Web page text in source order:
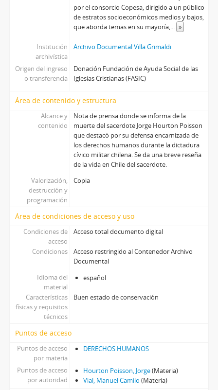
por el consorcio Copesa, dirigido a un público
de estratos socioeconómicos medios y bajos,
que aborda temas en su mayoría,... »
Institución
archivística
Archivo Documental Villa Grimaldi
Origen del ingreso
o transferencia
Donación Fundación de Ayuda Social de las
Iglesias Cristianas (FASIC)
Área de contenido y estructura
Alcance y
contenido
Nota de prensa donde se informa de la
muerte del sacerdote Jorge Hourton Poisson
que destacó por su defensa encarnizada de
los derechos humanos durante la dictadura
cívico militar chilena. Se da una breve reseña
de la vida en Chile del sacerdote.
Valorización,
destrucción y
programación
Copia
Área de condiciones de acceso y uso
Condiciones de
acceso
Acceso total documento digital
Condiciones
Acceso restringido al Contenedor Archivo
Documental
Idioma del
material
español
Características
físicas y requisitos
técnicos
Buen estado de conservación
Puntos de acceso
Puntos de acceso
por materia
DERECHOS HUMANOS
Puntos de acceso
por autoridad
Hourton Poisson, Jorge(Materia)
Vial, Manuel Camilo (Materia)